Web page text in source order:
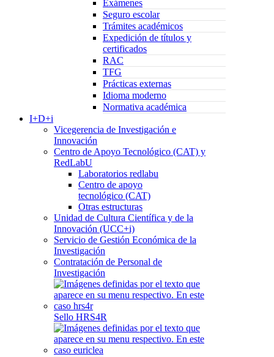
Exámenes
Seguro escolar
Trámites académicos
Expedición de títulos y
certificados
RAC
TFG
Prácticas externas
Idioma moderno
Normativa académica
I+D+i
Vicegerencia de Investigación e
Innovación
Centro de Apoyo Tecnológico (CAT) y
RedLabU
Laboratorios redlabu
Centro de apoyo
tecnológico (CAT)
Otras estructuras
Unidad de Cultura Científica y de la
Innovación (UCC+i)
Servicio de Gestión Económica de la
Investigación
Contratación de Personal de
Investigación
Sello HRS4R